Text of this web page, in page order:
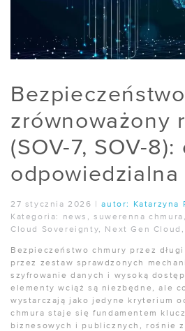
zrównoważony
(SOV-7, SOV-
odpowiedzialna
27 stycznia 2026 |autor:
Katarzyna
Kategoria:
news ,suwerenna chmura
Cloud Sovereignty, Next Gen Cloud
Bezpieczeństwo chmury przez
przez zestaw sprawdzonych
szyfrowanie danych i wysoką
elementy wciąż są niezbędne, ale
wystarczają jako jedyne kryterium
chmura staje się fundamentem
biznesowych i publicznych, rośnie